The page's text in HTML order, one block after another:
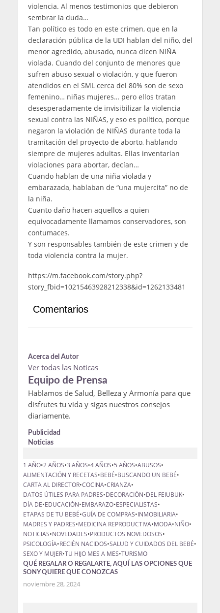
violencia. Al menos testimonios que debieron
sembrar la duda…
Tan político es todo en este crimen, que en la
declaración pública de la UDI hablan del niño, del
menor agredido, abusado, nunca dicen NIÑA
violada. Cuando del conjunto de menores que
sufren abuso sexual o violación, y que fueron
atendidos en el SML cerca del 80% son de sexo
femenino… niñas mujeres… pero ellos tratan
desesperadamente de invisibilizar la violencia
sexual contra las NIÑAS, y eso es político, porque
negaron la violación de NIÑAS durante toda la
tramitación del proyecto de aborto, hablando
siempre de mujeres adultas. Ellas inventarían
violaciones para abortar, decían…
Cuando hablan de una niña violada y
embarazada, hablaban de “una mujercita” no de
la niña.
Cuanto daño hacen aquellos a quien
equivocadamente llamamos conservadores, son
contumaces.
Y son responsables también de este crimen y de
toda violencia contra la mujer.
https://m.facebook.com/story.php?
story_fbid=10215463928212338&id=1262133481
Comentarios
Acerca del Autor
Ver todas las Noticas
Equipo de Prensa
Hablamos de Salud, Belleza y Armonía para que
disfrutes tu vida y sigas nuestros consejos
diariamente.
Publicidad
Noticias
1 AÑO•2 AÑOS•3 AÑOS•4 AÑOS•5 AÑOS•ABUSOS•
ALIMENTACIÓN Y RECETAS•BEBÉ•BUSCANDO UN BEBÉ•
CARTA AL DIRECTOR•COCINA•CRIANZA•
DATOS ÚTILES PARA PADRES•DECORACIÓN•DEL FEIUBUK•
DÍA DE•EDUCACIÓN•EMBARAZO•ESPECIALISTAS•
ETAPAS DE TU BEBÉ•GUÍA DE COMPRAS•INMOBILIARIA•
MADRES Y PADRES•MEDICINA REPRODUCTIVA•MODA•NIÑO•
NOTICIAS•NOVEDADES•PRODUCTOS NOVEDOSOS•
PSICOLOGÍA•RECIÉN NACIDOS•SALUD Y CUIDADOS DEL BEBÉ•
SEXO Y MUJER•TU HIJO MES A MES•TURISMO
QUÉ REGALAR O REGALARTE, AQUÍ LAS OPCIONES QUE
SONY QUIERE QUE CONOZCAS
noviembre 28, 2024